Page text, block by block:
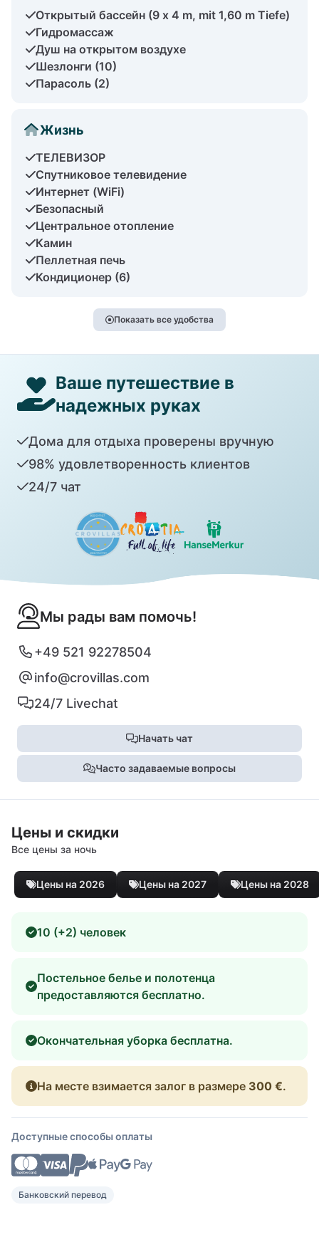
Открытый бассейн (9 x 4 m, mit 1,60 m Tiefe)
Гидромассаж
Душ на открытом воздухе
Шезлонги (10)
Парасоль (2)
Жизнь
ТЕЛЕВИЗОР
Спутниковое телевидение
Интернет (WiFi)
Безопасный
Центральное отопление
Камин
Пеллетная печь
Кондиционер (6)
Показать все удобства
Ваше путешествие в
надежных руках
Дома для отдыха проверены вручную
98% удовлетворенность клиентов
24/7 чат
Мы рады вам помочь!
+49 521 92278504
info@crovillas.com
24/7 Livechat
Начать чат
Часто задаваемые вопросы
Цены и скидки
Все цены за ночь
Цены на 2026 Цены на 2027 Цены на 2028
10 (+2) человек
Постельное белье и полотенца
предоставляются бесплатно.
Окончательная уборка бесплатна.
На месте взимается залог в размере 300 €.
Доступные способы оплаты
Банковский перевод